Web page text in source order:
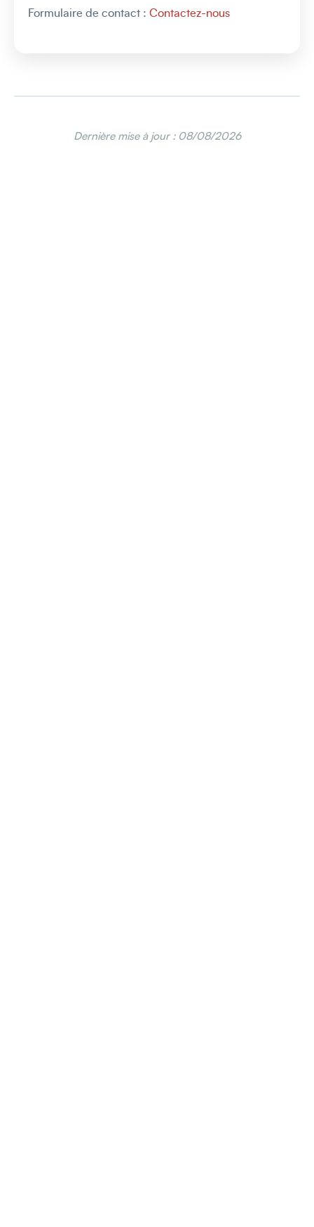
Formulaire de contact : Contactez-nous
Dernière mise à jour : 08/08/2026